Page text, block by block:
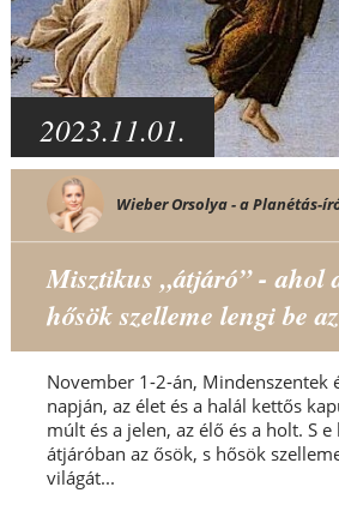
2023.11.01.
Wieber Orsolya - a Planétás-
Misztikus „átjáró” - ahol
hősök szelleme lengi be
November 1-2-án, Mindenszentek
napján, az élet és a halál kettős
múlt és a jelen, az élő és a holt. S
átjáróban az ősök, s hősök
világát...